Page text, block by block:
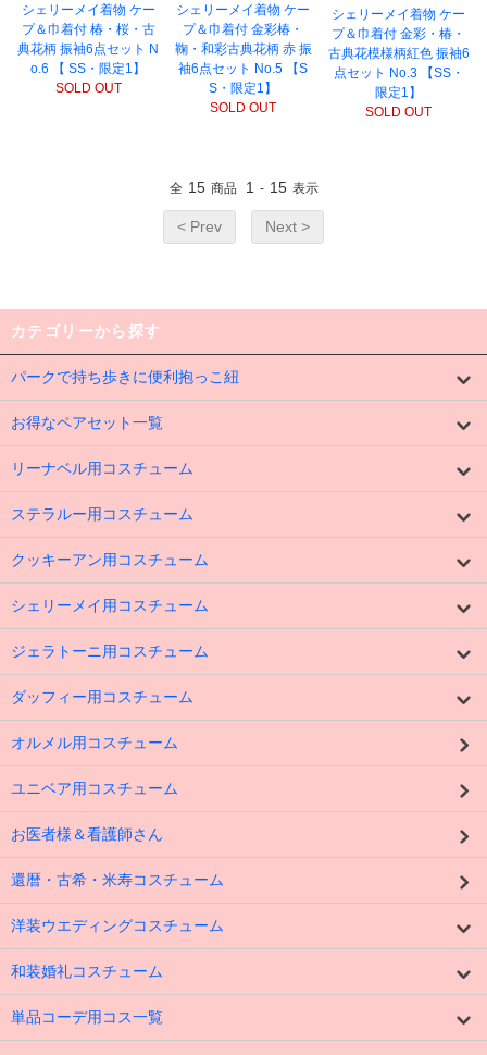
シェリーメイ着物 ケー
プ＆巾着付 椿・桜・古
典花柄 振袖6点セット N
o.6 【 SS・限定1】
SOLD OUT
シェリーメイ着物 ケー
プ＆巾着付 金彩椿・
鞠・和彩古典花柄 赤 振
袖6点セット No.5 【S
S・限定1】
SOLD OUT
シェリーメイ着物 ケー
プ＆巾着付 金彩・椿・
古典花模様柄紅色 振袖6
点セット No.3 【SS・
限定1】
SOLD OUT
全 15 商品 1 - 15 表示
< Prev Next >
カテゴリーから探す
パークで持ち歩きに便利抱っこ紐
お得なペアセット一覧
リーナベル用コスチューム
ステラルー用コスチューム
クッキーアン用コスチューム
シェリーメイ用コスチューム
ジェラトーニ用コスチューム
ダッフィー用コスチューム
オルメル用コスチューム
ユニベア用コスチューム
お医者様＆看護師さん
還暦・古希・米寿コスチューム
洋装ウエディングコスチューム
和装婚礼コスチューム
単品コーデ用コス一覧